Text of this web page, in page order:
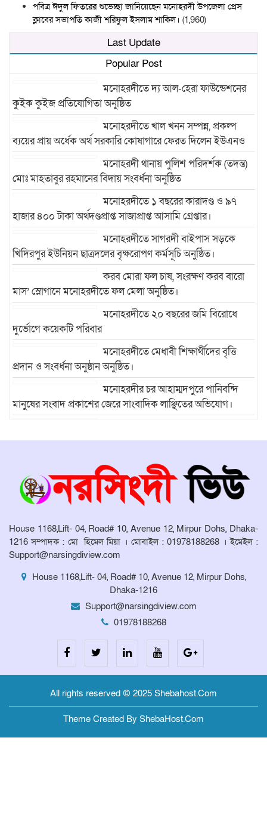
পবিত্র ঈদুল ফিতরের শুভেচ্ছা জানিয়েছেন মনোহরদী উপজেলা প্রেস
ক্লাবের সভাপতি কাজী শরিফুল ইসলাম শাকিল। (1,960)
Last Update
Popular Post
মনোহরদীতে দ্য আল-হেরা ফাউন্ডেশনের
কুইক কুইজ প্রতিযোগিতা অনুষ্ঠিত
মনোহরদীতে খাল খনন সম্পন্ন, প্রকল্প
ব্যয়ের প্রায় অর্ধেক অর্থ সরকারি কোষাগারে ফেরত দিলেন ইউএনও
মনোহরদী থানায় পুলিশ পরিদর্শক (তদন্ত)
মোঃ মাহতাবুর রহমানের বিদায় সংবর্ধনা অনুষ্ঠিত
মনোহরদীতে ১ বছরের কারাদণ্ড ও ৯৭
হাজার ৪০০ টাকা অর্থদণ্ডপ্রাপ্ত সাজাপ্রাপ্ত আসামি গ্রেপ্তার।
মনোহরদীতে সাগরদী বাইপাস সড়কে
খিদিরপুর ইউনিয়ন ছাত্রদলের বৃক্ষরোপণ কর্মসূচি অনুষ্ঠিত।
করব মোরা ফল চাষ, সংরক্ষণ করব বারো
মাস’ স্লোগানে মনোহরদীতে ফল মেলা অনুষ্ঠিত।
মনোহরদীতে ২০ বছরের জমি বিরোধে
দুর্ভোগে কয়েকটি পরিবার
মনোহরদীতে মেধাবী শিক্ষার্থীদের বৃত্তি
প্রদান ও সংবর্ধনা অনুষ্ঠান অনুষ্ঠিত।
মনোহরদীর চর আহাম্মদপুরে পানিবন্দি
মানুষের সংবাদ প্রকাশের জেরে সাংবাদিক লাঞ্ছিতের অভিযোগ।
কমিটির সভা অনুষ্ঠিত
House 1168,Lift- 04, Road# 10, Avenue 12, Mirpur Dohs, Dhaka-
1216 সম্পাদক : মো হিমেল মিয়া । মোবাইল : 01978188268 । ইমেইল :
Support@narsingdiview.com
House 1168,Lift- 04, Road# 10, Avenue 12, Mirpur Dohs,
Dhaka-1216
Support@narsingdiview.com
01978188268
All rights reserved © 2025 Shebahost.Com
Theme Created By ShebaHost.Com